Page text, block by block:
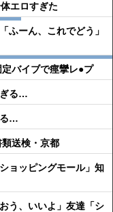
エロすぎた
ふーん、これでどう」
定バイブで痙攣レ●︎プ
ぎる…
る…
類送検・京都
ョッピングモール」知
う、いいよ」友達「シ